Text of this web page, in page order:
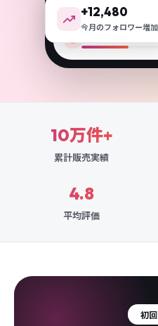
X（Twitter）
+12,480
今月のフォロワー増加
10万件+
累計販売実績
4.8
平均評価
初